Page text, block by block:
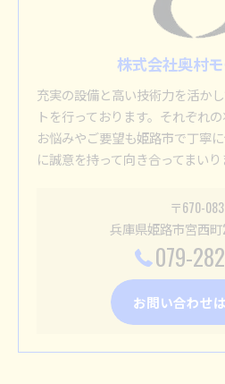
株式会社奥村
充実の設備と高い技術力を活か
トを行っております。それぞれ
お悩みやご要望も姫路市で丁寧
に誠意を持って向き合ってまいり
〒670-
兵庫県姫路市宮西
079-
お問い合わせ